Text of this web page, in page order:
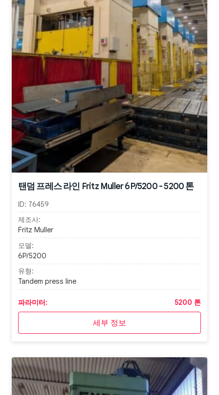
탠덤 프레스 라인 Fritz Muller 6P/5200 - 5200 톤
ID: 76459
제조사:
Fritz Muller
모델:
6P/5200
유형:
Tandem press line
파라미터: 5200 톤
세부 정보